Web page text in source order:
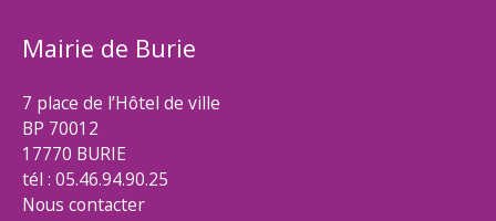
Mairie de Burie
7 place de l’Hôtel de ville
BP 70012
17770 BURIE
tél : 05.46.94.90.25
Nous contacter